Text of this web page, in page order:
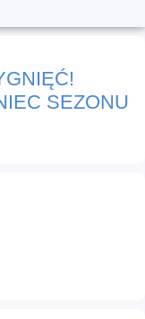
SEZONU